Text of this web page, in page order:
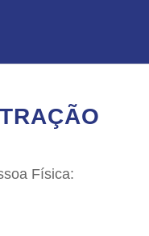
Física: